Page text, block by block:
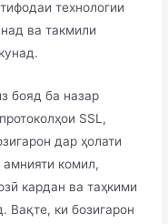
технологии
ва такмили
бояд ба назар
SSL,
дар ҳолати
комил,
кардан ва таҳкими
Вақте, ки бозигарон